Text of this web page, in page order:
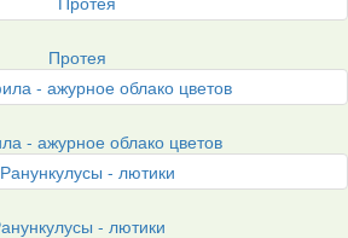
Протея
- ажурное облако цветов
- лютики